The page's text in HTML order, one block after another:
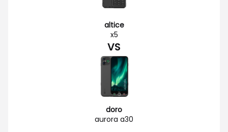
altice
x5
VS
doro
aurora a30